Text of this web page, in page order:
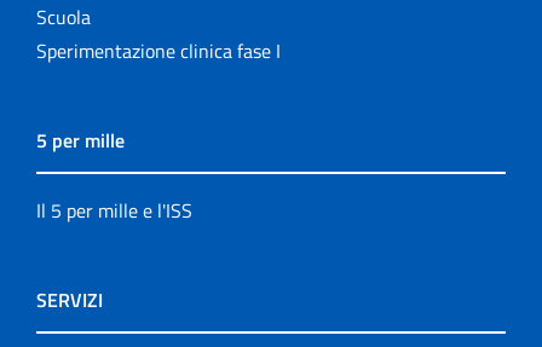
Scuola
Sperimentazione clinica fase I
5 per mille
Il 5 per mille e l'ISS
SERVIZI